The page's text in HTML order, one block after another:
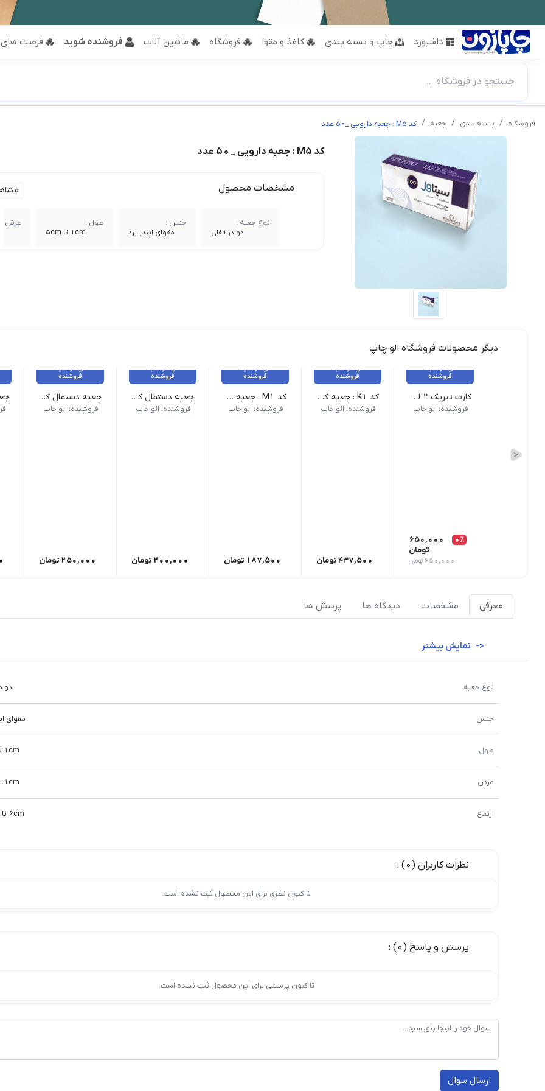
داشبورد چاپ و بسته بندی کاغذ و مقوا فروشگاه ماشین آلات فروشنده شوید فرصت
جستجو در فروشگاه ...
فروشگاه بسته بندی جعبه کد M5 : جعبه دارویی _50 عدد
کد M5 : جعبه دارویی _50 عدد
مشخصات محصول
نوع جعبه :
دو در قفلی
جنس :
مقوای ایندر برد
طول :
1cm تا 5cm
عرض :
دیگر محصولات فروشگاه الو چاپ
خرید از سایت
فروشنده
کارت تبریک 2 لت 14*28 _ 100 عدد
فروشنده: الو چاپ
0٪
650,000
تومان
650,000 تومان
خرید از سایت
فروشنده
کد K1 : جعبه کیبوردی _ 25 عدد
فروشنده: الو چاپ
437,500تومان
خرید از سایت
فروشنده
کد M1 : جعبه دارویی _ 25 عدد
فروشنده: الو چاپ
187,500 تومان
خرید از سایت
فروشنده
جعبه دستمال کاغذی کوچک _ 20 عدد
فروشنده: الو چاپ
200,000 تومان
خرید از سایت
فروشنده
جعبه دستمال کاغذی متوسط _ 20 عدد
فروشنده: الو چاپ
250,000 تومان
معرفی مشخصات دیدگاه ها پرسش ها
نوع جعبه دو
جنس مقوای
طول 1cm تا 5cm
عرض 1cm تا 5cm
ارتفاع 6cm تا 10cm
نظرات کاربران (0) :
تا کنون نظری برای این محصول ثبت نشده است.
پرسش و پاسخ (0) :
تا کنون پرسشی برای این محصول ثبت نشده است.
ارسال سوال